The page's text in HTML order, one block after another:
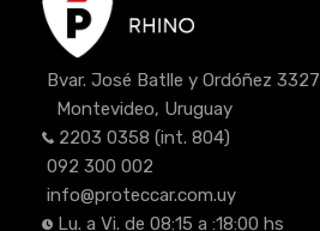
Bvar. José Batlle y Ordóñez 3327
Montevideo, Uruguay
2203 0358 (int. 804)
092 300 002
info@proteccar.com.uy
Lu. a Vi. de 08:15 a :18:00 hs